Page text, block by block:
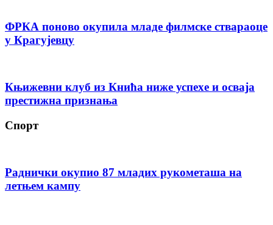
ФРКА поново окупила младе филмске ствараоце
у Крагујевцу
Књижевни клуб из Кнића ниже успехе и осваја
престижна признања
Спорт
Раднички окупио 87 младих рукометаша на
летњем кампу